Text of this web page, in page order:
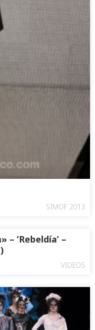
SIMOF 2013
– ‘Rebeldía’ –
VIDEOS